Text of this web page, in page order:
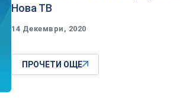
Нова ТВ
14 Декември, 2020
ПРОЧЕТИ ОЩЕ